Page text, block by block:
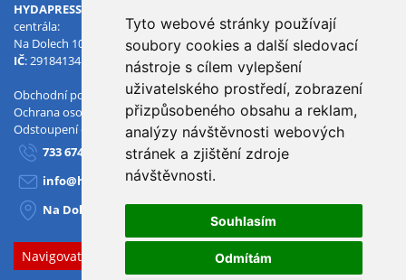
Tyto webové stránky používají
soubory cookies a další sledovací
nástroje s cílem vylepšení
uživatelského prostředí, zobrazení
přizpůsobeného obsahu a reklam,
analýzy návštěvnosti webových
stránek a zjištění zdroje
návštěvnosti.
Souhlasím
Odmítám
HYDAPRESS CZ s.r.o.
centrála:
Na Dolech 109 586 01 Jihlava
IČ: 29184134 : CZ29184134
Obchodní podmínky
Ochrana osobních údajů
Odstoupení od smlouvy
733 674 293
info@hydapress.cz
Na Dolech 109, Jihlava
Navigovat sem